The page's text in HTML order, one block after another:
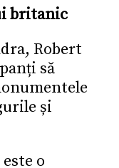
britanic
Robert
să
și
o